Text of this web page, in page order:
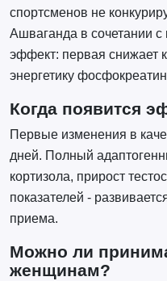
спортсменов не
Ашваганда в сочетании с
эффект: первая снижает
энергетику
Когда появится
Первые изменения в
дней. Полный
кортизола, прирост
показателей -
приема.
Можно ли
женщинам?